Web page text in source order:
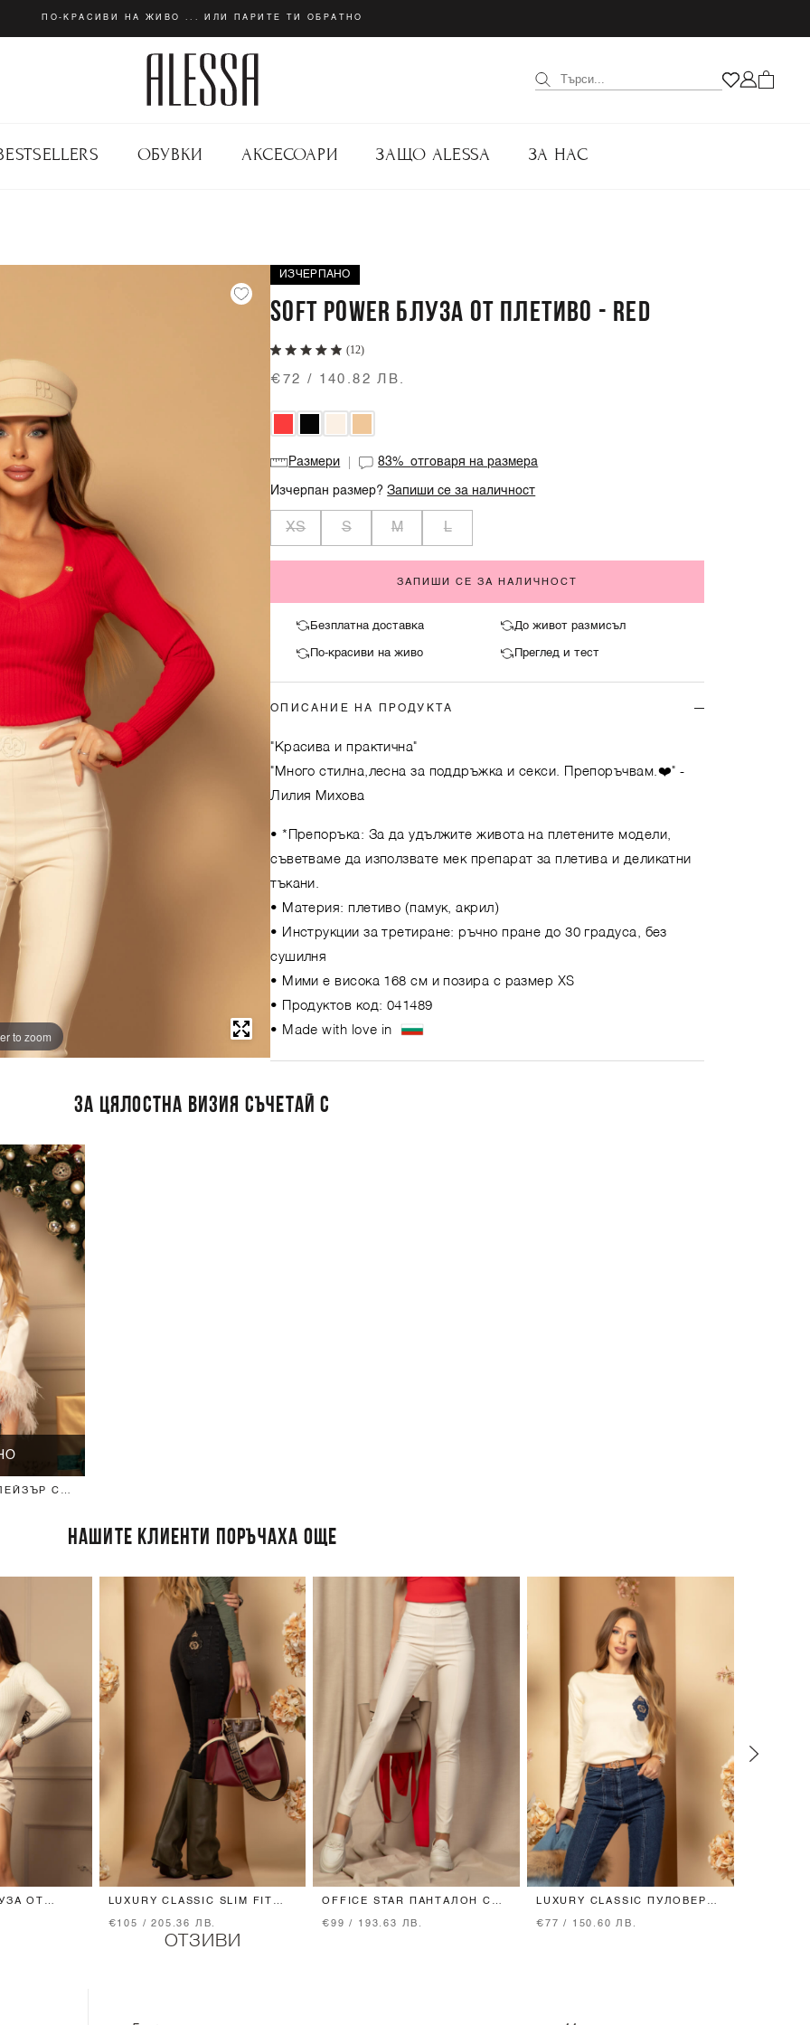
ПО-КРАСИВИ НА ЖИВО ... ИЛИ ПАРИТЕ ТИ ОБРАТНО
ОБУВКИ АКСЕСОАРИ ЗАЩО ALESSA ЗА НАС
to zoom
ИЗЧЕРПАНО
SOFT POWER БЛУЗА ОТ ПЛЕТИВО - RED
(12)
€72 / 140.82 ЛВ.
Размери 83%отговаря на размера
Изчерпан размер?Запиши се за наличност
XS S M L
ЗАПИШИ СЕ ЗА НАЛИЧНОСТ
Безплатна доставка До живот размисъл
По-красиви на живо Преглед и тест
ОПИСАНИЕ НА ПРОДУКТА
"Красива и практична"
"Много стилна,лесна за поддръжка и секси. Препоръчвам.❤️" -
Лилия Михова
• *Препоръка: За да удължите живота на плетените модели,
съветваме да използвате мек препарат за плетива и деликатни
тъкани.
• Материя: плетиво (памук, акрил)
• Инструкции за третиране: ръчно пране до 30 градуса, без
сушилня
• Мими е висока 168 см и позира с размер XS
• Продуктов код: 041489
• Made with love in
ЗА ЦЯЛОСТНА ВИЗИЯ СЪЧЕТАЙ С
С
НАШИТЕ КЛИЕНТИ ПОРЪЧАХА ОЩЕ
ОТ
LUXURY CLASSIC SLIM FIT
€105 / 205.36 ЛВ.
OFFICE STAR ПАНТАЛОН С
BEIGE
€99 / 193.63 ЛВ.
LUXURY CLASSIC ПУЛОВЕР
€77 / 150.60 ЛВ.
ОТЗИВИ